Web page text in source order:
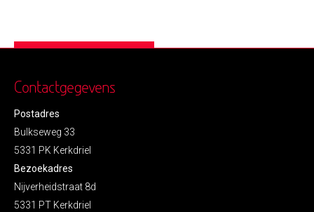
Contactgegevens
Postadres
Bulkseweg 33
5331 PK Kerkdriel
Bezoekadres
Nijverheidstraat 8d
5331 PT Kerkdriel